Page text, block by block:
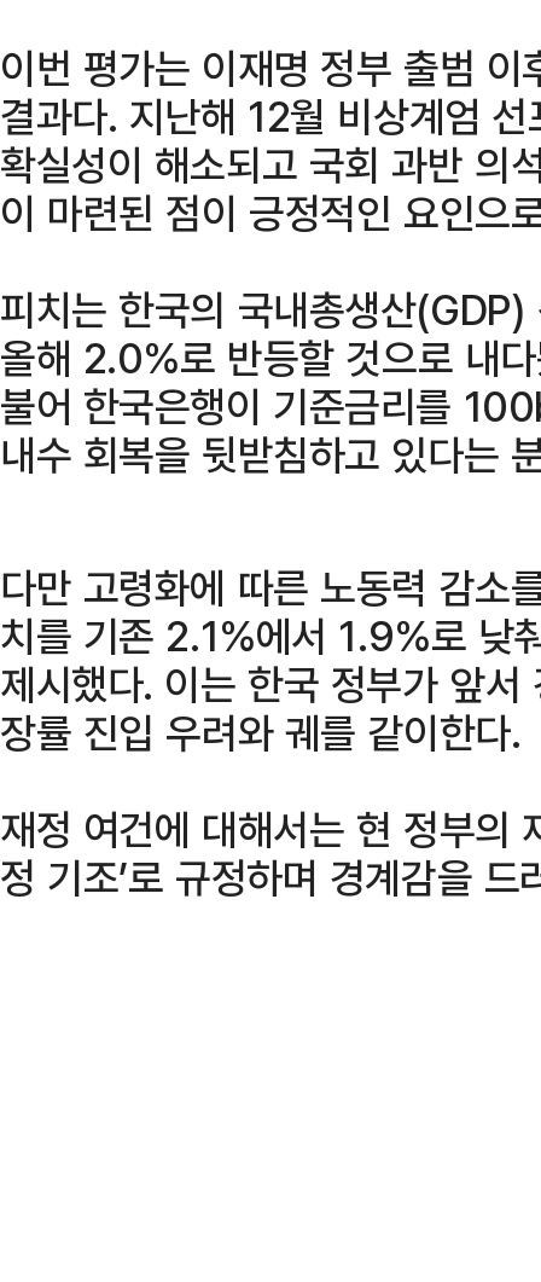
이번 평가는 이재명 정부 출범
결과다. 지난해 12월 비상계엄
확실성이 해소되고 국회 과반 의
이 마련된 점이 긍정적인 요인으
피치는 한국의 국내총생산
올해 2.0%로 반등할 것으로 내
불어 한국은행이 기준금리를
내수 회복을 뒷받침하고 있다는
다만 고령화에 따른 노동력 감소
치를 기존 2.1%에서 1.9%로 낮
제시했다. 이는 한국 정부가 앞
장률 진입 우려와 궤를 같이한다.
재정 여건에 대해서는 현 정부의
정 기조’로 규정하며 경계감을 드